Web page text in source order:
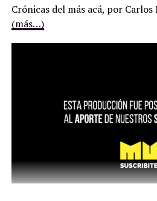
Crónicas del más acá, por Carlos
(más…)